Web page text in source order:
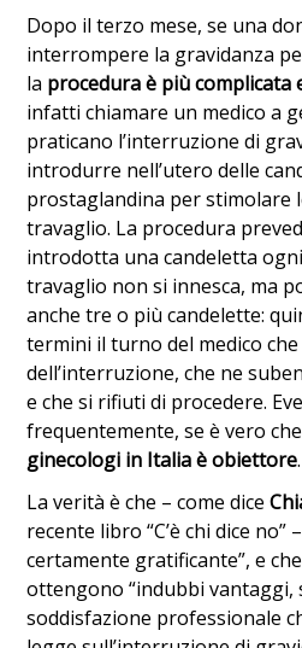
Dopo il terzo mese, se una
interrompere la gravidanza
la procedura è più complicata
infatti chiamare un medico a
praticano l’interruzione di
introdurre nell’utero delle
prostaglandina per stimolare
travaglio. La procedura
introdotta una candeletta
travaglio non si innesca, ma
anche tre o più candelette:
termini il turno del medico che
dell’interruzione, che ne
e che si rifiuti di procedere.
frequentemente, se è vero
ginecologi in Italia è obiettore.
La verità è che – come dice
recente libro “C’è chi dice
certamente gratificante”, e
ottengono “indubbi vantaggi,
soddisfazione professionale